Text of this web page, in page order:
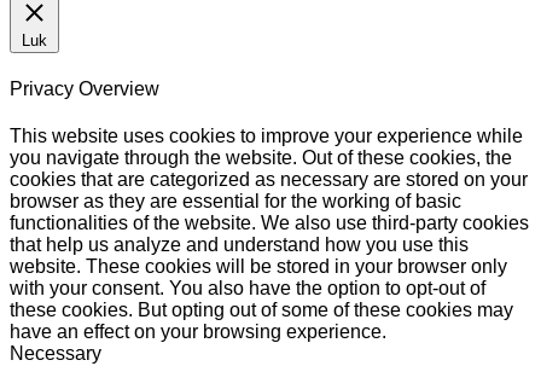
Luk
Privacy Overview
This website uses cookies to improve your experience while
you navigate through the website. Out of these cookies, the
cookies that are categorized as necessary are stored on your
browser as they are essential for the working of basic
functionalities of the website. We also use third-party cookies
that help us analyze and understand how you use this
website. These cookies will be stored in your browser only
with your consent. You also have the option to opt-out of
these cookies. But opting out of some of these cookies may
have an effect on your browsing experience.
Necessary